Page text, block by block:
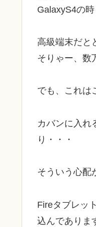
GalaxyS4の
高級端末だと
そりゃー、数
でも、これは
カバンに入れ
り・・・
そういう心配
Fireタブレッ
込んでありま